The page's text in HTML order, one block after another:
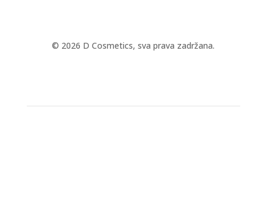
© 2026 D Cosmetics, sva prava zadržana.